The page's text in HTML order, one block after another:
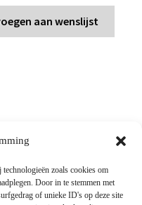
zoals cookies om
Door in te stemmen met
of unieke ID's op deze site
aan wenslijst